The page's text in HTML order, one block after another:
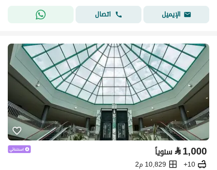
الإيميل
اتصال
⃁1,000 سنوياً
10+
10,829 م2